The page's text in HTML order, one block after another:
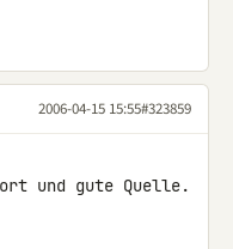
2006-04-15 15:55#323859
und gute Quelle.